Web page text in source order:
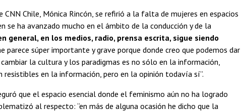
Chile, Mónica Rincón, se refirió a la falta de mujeres en espacios
se ha avanzado mucho en el ámbito de la conducción y de la
general, en los medios, radio, prensa escrita, sigue siendo
parece súper importante y grave porque donde creo que podemos dar
la cultura y los paradigmas es no sólo en la información,
resistibles en la información, pero en la opinión todavía sí”.
que el espacio esencial donde el feminismo aún no ha logrado
al respecto: “en más de alguna ocasión he dicho que la